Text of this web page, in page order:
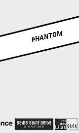
PHANTOM